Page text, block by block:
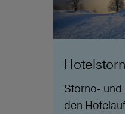
Storno- und
den